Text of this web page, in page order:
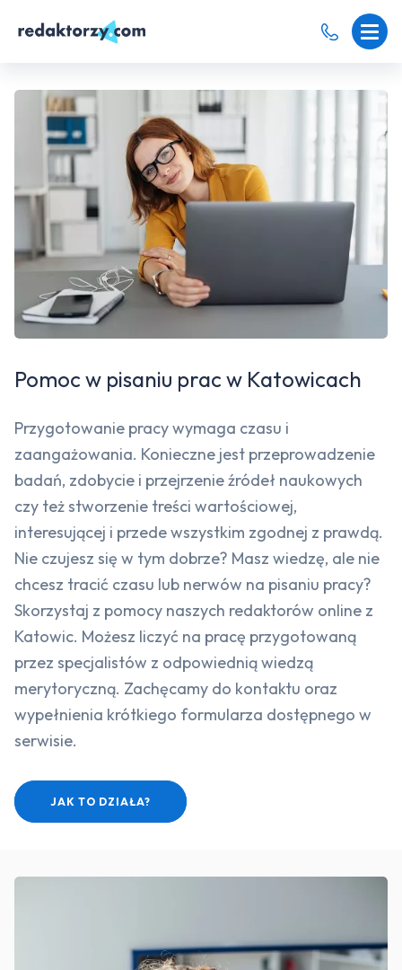
Pomoc w pisaniu prac w Katowicach
Przygotowanie pracy wymaga czasu i
zaangażowania. Konieczne jest przeprowadzenie
badań, zdobycie i przejrzenie źródeł naukowych
czy też stworzenie treści wartościowej,
interesującej i przede wszystkim zgodnej z prawdą.
Nie czujesz się w tym dobrze? Masz wiedzę, ale nie
chcesz tracić czasu lub nerwów na pisaniu pracy?
Skorzystaj z pomocy naszych redaktorów online z
Katowic. Możesz liczyć na pracę przygotowaną
przez specjalistów z odpowiednią wiedzą
merytoryczną. Zachęcamy do kontaktu oraz
wypełnienia krótkiego formularza dostępnego w
serwisie.
JAK TO DZIAŁA?